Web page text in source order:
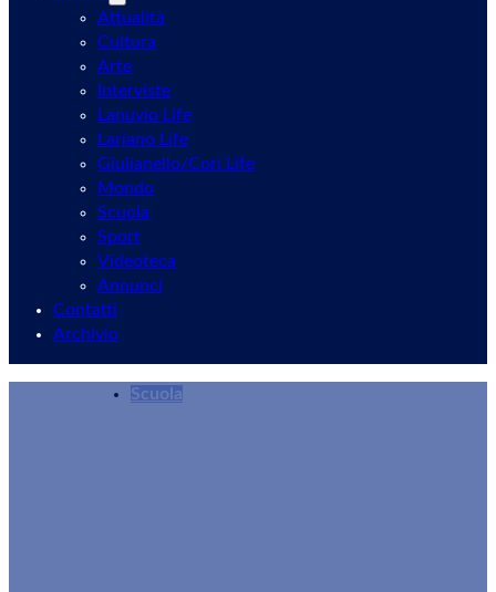
Attualità
Cultura
Arte
Interviste
Lanuvio Life
Lariano Life
Giulianello/Cori Life
Mondo
Scuola
Sport
Videoteca
Annunci
Contatti
Archivio
Scuola